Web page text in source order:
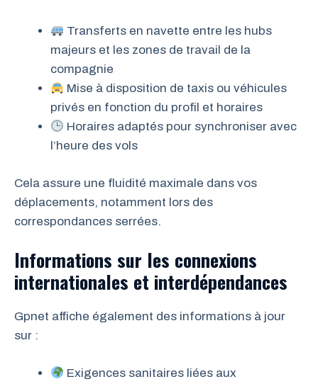
Transferts en navette entre les hubs
majeurs et les zones de travail de la
compagnie
Mise à disposition de taxis ou véhicules
privés en fonction du profil et horaires
Horaires adaptés pour synchroniser avec
l’heure des vols
Cela assure une fluidité maximale dans vos
déplacements, notamment lors des
correspondances serrées.
Informations sur les connexions
internationales et interdépendances
Gpnet affiche également des informations à jour
sur :
Exigences sanitaires liées aux